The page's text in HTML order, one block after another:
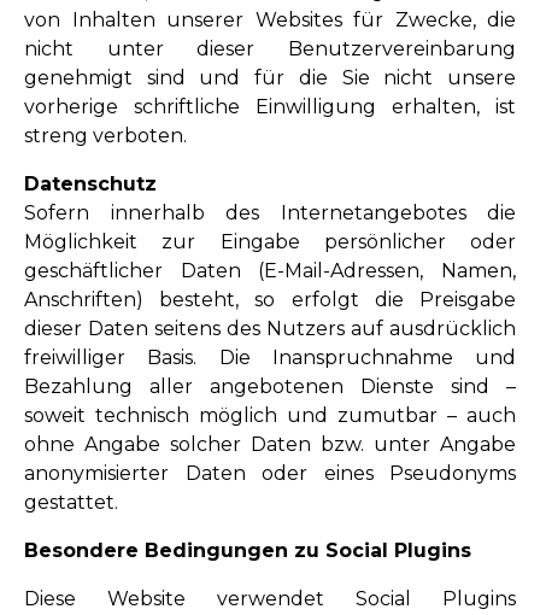
von Inhalten unserer Websites für Zwecke, die
nicht unter dieser Benutzervereinbarung
genehmigt sind und für die Sie nicht unsere
vorherige schriftliche Einwilligung erhalten, ist
streng verboten.
Datenschutz
Sofern innerhalb des Internetangebotes die
Möglichkeit zur Eingabe persönlicher oder
geschäftlicher Daten (E-Mail-Adressen, Namen,
Anschriften) besteht, so erfolgt die Preisgabe
dieser Daten seitens des Nutzers auf ausdrücklich
freiwilliger Basis. Die Inanspruchnahme und
Bezahlung aller angebotenen Dienste sind –
soweit technisch möglich und zumutbar – auch
ohne Angabe solcher Daten bzw. unter Angabe
anonymisierter Daten oder eines Pseudonyms
gestattet.
Besondere Bedingungen zu Social Plugins
Diese Website verwendet Social Plugins